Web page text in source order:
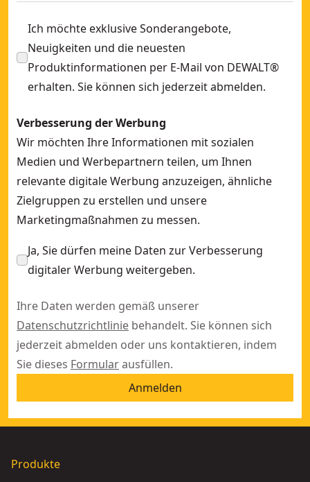
Ich möchte exklusive Sonderangebote,
Neuigkeiten und die neuesten
Produktinformationen per E-Mail von DEWALT®
erhalten. Sie können sich jederzeit abmelden.
Verbesserung der Werbung
Wir möchten Ihre Informationen mit sozialen
Medien und Werbepartnern teilen, um Ihnen
relevante digitale Werbung anzuzeigen, ähnliche
Zielgruppen zu erstellen und unsere
Marketingmaßnahmen zu messen.
Ja, Sie dürfen meine Daten zur Verbesserung
digitaler Werbung weitergeben.
Ihre Daten werden gemäß unserer
Datenschutzrichtlinie behandelt. Sie können sich
jederzeit abmelden oder uns kontaktieren, indem
Sie dieses Formularausfüllen.
Anmelden
Produkte